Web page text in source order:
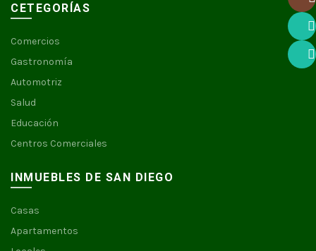
CETEGORÍAS
Comercios
Gastronomía
Automotriz
Salud
Educación
Centros Comerciales
INMUEBLES DE SAN DIEGO
Casas
Apartamentos